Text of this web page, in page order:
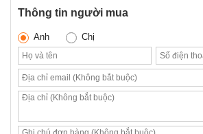
Thông tin người mua
Anh Chị